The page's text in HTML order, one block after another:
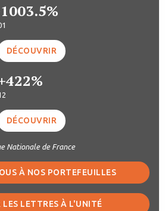
DÉCOUVRIR
DÉCOUVRIR
Nationale de France
À NOS PORTEFEUILLES
LES LETTRES À L'UNITÉ